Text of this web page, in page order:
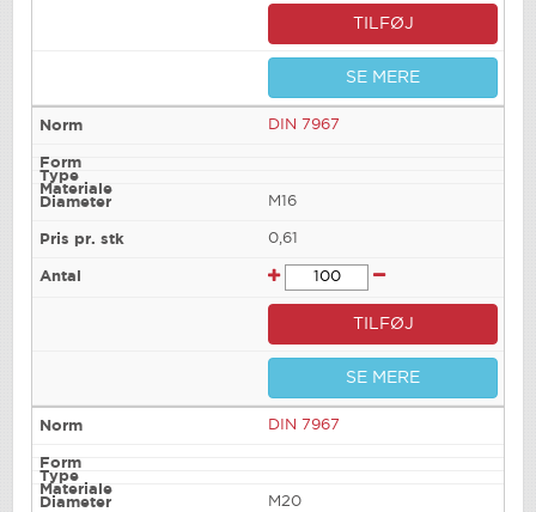
TILFØJ
SE MERE
DIN 7967
M16
0,61
TILFØJ
SE MERE
DIN 7967
M20